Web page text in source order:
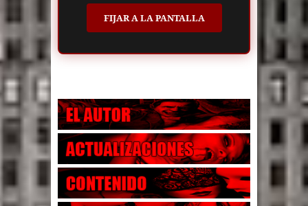
FIJAR A LA PANTALLA